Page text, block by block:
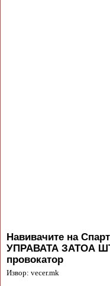
Навивачите на
УПРАВАТА ЗАТОА
провокатор
Извор: vecer.mk